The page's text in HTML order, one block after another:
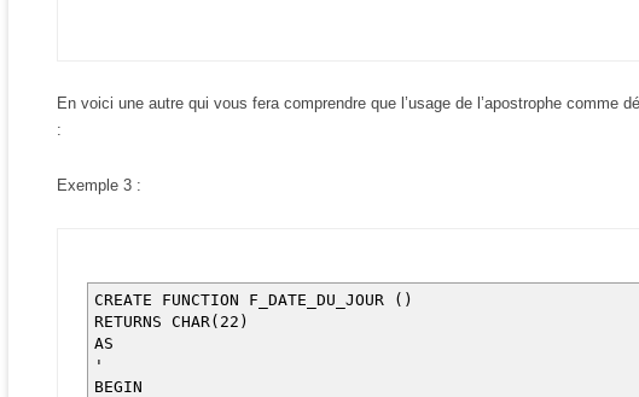
En voici une autre qui vous fera comprendre que l’usage de l’apostrophe comme
:
Exemple 3 :
CREATE FUNCTION F_DATE_DU_JOUR ()
RETURNS CHAR(22)
AS
'
BEGIN